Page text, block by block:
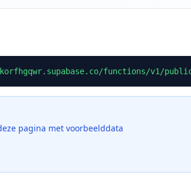
functions/v1/
pagina met voorbeelddata